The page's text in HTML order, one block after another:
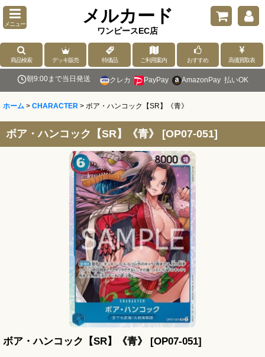
メニュー メルカード
ワンピースEC店
商品検索 デッキ販売 特価品 ご利用案内 おすすめ 高価買取表
朝9:00まで当日発送 クレカ PayPay AmazonPay 払いOK
ホーム > CHARACTER > ボア・ハンコック【SR】《青》
ボア・ハンコック【SR】《青》 [OP07-051]
ボア・ハンコック【SR】《青》 [OP07-051]